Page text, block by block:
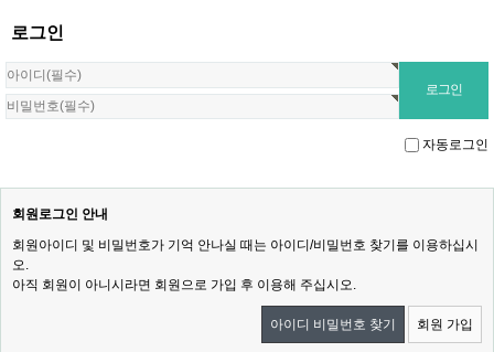
로그인
자동로그인
회원로그인 안내
회원아이디 및 비밀번호가 기억 안나실 때는 아이디/비밀번호 찾기를 이용하십시
오.
아직 회원이 아니시라면 회원으로 가입 후 이용해 주십시오.
아이디 비밀번호 찾기 회원 가입